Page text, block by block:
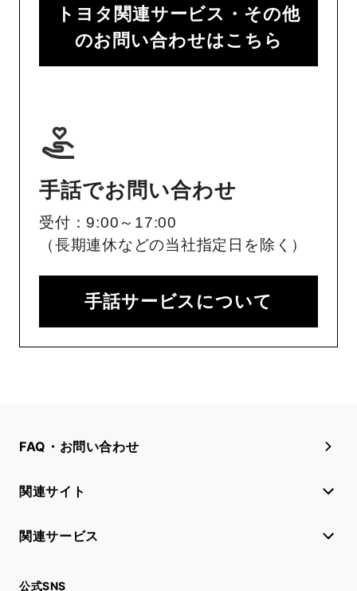
トヨタ関連サービス・その他
のお問い合わせはこちら
手話でお問い合わせ
受付：9:00～17:00
（長期連休などの当社指定日を除く）
手話サービスについて
FAQ・お問い合わせ
関連サイト
関連サービス
公式SNS